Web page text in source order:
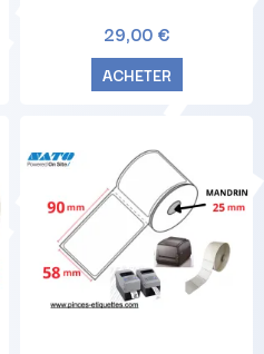
29,00 €
ACHETER